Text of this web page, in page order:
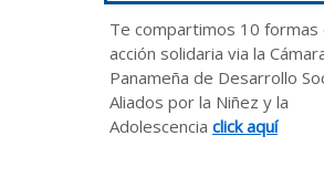
Te compartimos 10 formas
acción solidaria via la
Panameña de Desarrollo
Aliados por la Niñez y la
Adolescencia click aquí